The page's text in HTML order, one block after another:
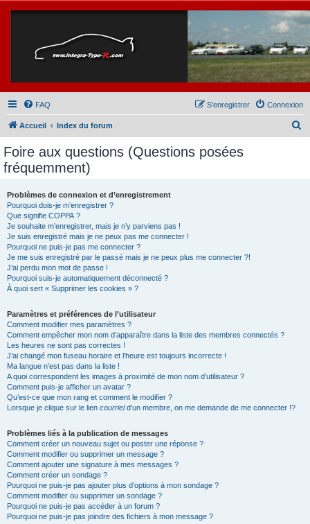
FAQ Connexion
S’enregistrer
Accueil Index du forum
Foire aux questions (Questions posées
fréquemment)
Problèmes de connexion et d’enregistrement
Pourquoi dois-je m’enregistrer ?
Que signifie COPPA ?
Je souhaite m’enregistrer, mais je n’y parviens pas !
Je suis enregistré mais je ne peux pas me connecter !
Pourquoi ne puis-je pas me connecter ?
Je me suis enregistré par le passé mais je ne peux plus me connecter ?!
J’ai perdu mon mot de passe !
Pourquoi suis-je automatiquement déconnecté ?
À quoi sert « Supprimer les cookies » ?
Paramètres et préférences de l’utilisateur
Comment modifier mes paramètres ?
Comment empêcher mon nom d’apparaître dans la liste des membres connectés ?
Les heures ne sont pas correctes !
J’ai changé mon fuseau horaire et l’heure est toujours incorrecte !
Ma langue n’est pas dans la liste !
A quoi correspondent les images à proximité de mon nom d’utilisateur ?
Comment puis-je afficher un avatar ?
Qu’est-ce que mon rang et comment le modifier ?
Lorsque je clique sur le lien courrield’un membre, on me demande de me connecter !?
Problèmes liés à la publication de messages
Comment créer un nouveau sujet ou poster une réponse ?
Comment modifier ou supprimer un message ?
Comment ajouter une signature à mes messages ?
Comment créer un sondage ?
Pourquoi ne puis-je pas ajouter plus d’options à mon sondage ?
Comment modifier ou supprimer un sondage ?
Pourquoi ne puis-je pas accéder à un forum ?
Pourquoi ne puis-je pas joindre des fichiers à mon message ?